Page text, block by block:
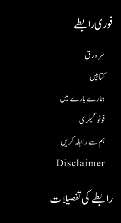
فوری رابطے
Disclaimer
ہم سے رابطہ کریں
فوٹو گیلری
ہمارے بارے میں
کتابیں
سر ورق
رابطے کی تفصیلات